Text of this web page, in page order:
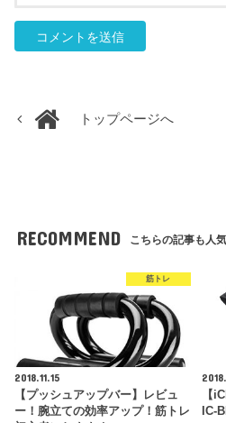
トップページへ
RECOMMEND こちらの記事も人気
筋トレ
2018.11.15
【プッシュアップバー】レビュ
ー！腕立ての効率アップ！筋トレ
【
IC-